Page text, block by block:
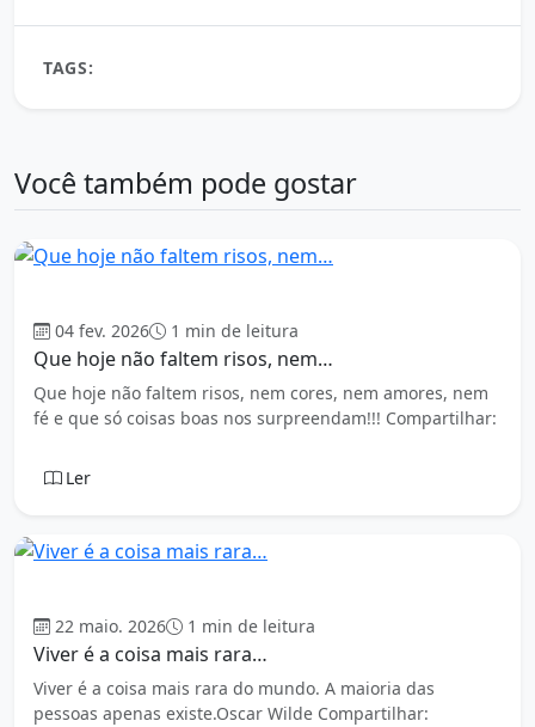
TAGS:
Você também pode gostar
04 fev. 2026 1 min de leitura
Que hoje não faltem risos, nem…
Que hoje não faltem risos, nem cores, nem amores, nem
fé e que só coisas boas nos surpreendam!!! Compartilhar:
Ler
22 maio. 2026 1 min de leitura
Viver é a coisa mais rara…
Viver é a coisa mais rara do mundo. A maioria das
pessoas apenas existe.Oscar Wilde Compartilhar: